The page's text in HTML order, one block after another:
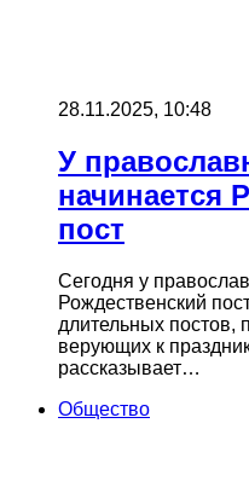
28.11.2025, 10:48
У
начинается
пост
Сегодня у
Рождественский
длительных постов,
верующих к
рассказывает…
Общество